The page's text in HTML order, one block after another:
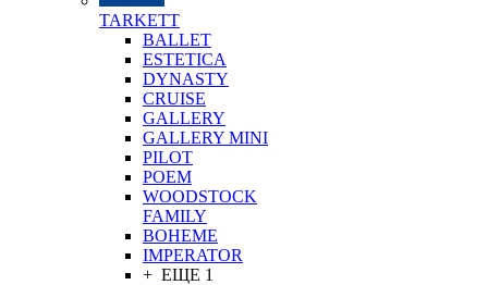
TARKETT
BALLET
ESTETICA
DYNASTY
CRUISE
GALLERY
GALLERY MINI
PILOT
POEM
WOODSTOCK
FAMILY
BOHEME
IMPERATOR
+ ЕЩЕ 1